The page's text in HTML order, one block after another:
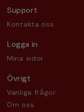
Support
Kontakta oss
Logga in
Mina sidor
Övrigt
Vanliga frågor
Om oss